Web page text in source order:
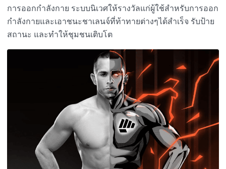
การออกกำลังกาย ระบบนิเวศให้รางวัลแก่ผู้ใช้สำหรับการออก
กำลังกายและเอาชนะชาเลนจ์ที่ท้าทายต่างๆได้สำเร็จ รับป้าย
สถานะ และทำให้ชุมชนเติบโต